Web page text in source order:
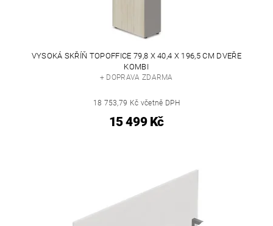
VYSOKÁ SKŘÍŇ TOPOFFICE 79,8 X 40,4 X 196,5 CM DVEŘE
KOMBI
+ DOPRAVA ZDARMA
18 753,79 Kč včetně DPH
15 499 Kč